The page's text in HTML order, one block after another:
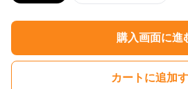
購入画面に進
カートに追加